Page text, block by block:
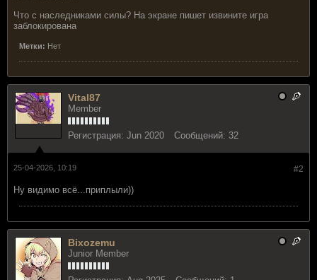
Что с наследниками силы? На экране пишет извините игра
заблокирована
Метки: Нет
Vital87
Member
Регистрация: Jun 2020 Сообщений: 32
#2
25-04-2026, 10:19
Ну видимо всё...приплыли))
Bixozemu
Junior Member